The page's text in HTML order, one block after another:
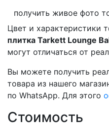
получить живое фото
Цвет и характеристики
плитка Tarkett Lounge
могут отличаться от
Вы можете получить
товара из нашего
по WhatsApp. Для этого
Стоимость